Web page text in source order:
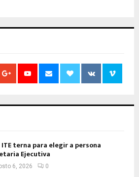
terna para elegir a persona
Ejecutiva
6, 2026 0